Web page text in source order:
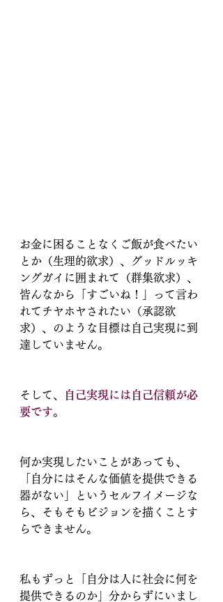
お金に困ることなくご飯が食べたい
とか（生理的欲求）、グッドルッキ
ングガイに囲まれて（群集欲求）、
皆んなから「すごいね！」って言わ
れてチヤホヤされたい（承認欲
求）、のような目標は自己実現に到
達していません。
そして、
自己実現には自己信頼が必
要です。
何か実現したいことがあっても、
「自分にはそんな価値を提供できる
器がない」というセルフイメージな
ら、そもそもビジョンを描くことす
らできません。
私もずっと「自分は人に社会に何を
提供できるのか」分からずにいまし